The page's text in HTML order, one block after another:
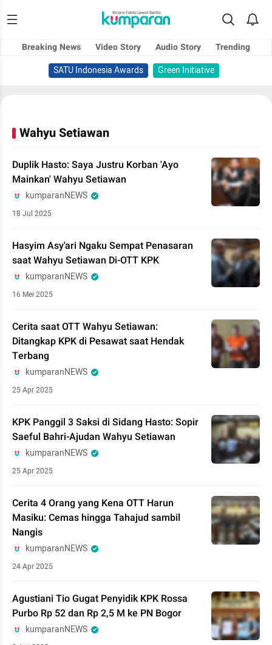
Breaking News Video Story Audio Story
Trending
SATU Indonesia Awards
Green Initiative
Wahyu Setiawan
Duplik Hasto: Saya Justru Korban 'Ayo
Mainkan' Wahyu Setiawan
kumparanNEWS
18 Jul 2025
Hasyim Asy'ari Ngaku Sempat Penasaran
saat Wahyu Setiawan Di-OTT KPK
kumparanNEWS
16 Mei 2025
Cerita saat OTT Wahyu Setiawan:
Ditangkap KPK di Pesawat saat Hendak
Terbang
kumparanNEWS
25 Apr 2025
KPK Panggil 3 Saksi di Sidang Hasto: Sopir
Saeful Bahri-Ajudan Wahyu Setiawan
kumparanNEWS
25 Apr 2025
Cerita 4 Orang yang Kena OTT Harun
Masiku: Cemas hingga Tahajud sambil
Nangis
kumparanNEWS
24 Apr 2025
Agustiani Tio Gugat Penyidik KPK Rossa
Purbo Rp 52 dan Rp 2,5 M ke PN Bogor
kumparanNEWS